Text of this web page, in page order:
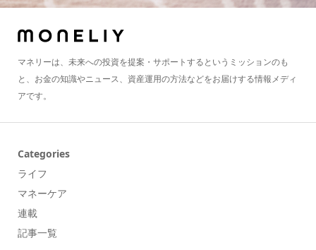
マネリーは、未来への投資を提案・サポートするというミッションのも
と、お金の知識やニュース、資産運用の方法などをお届けする情報メディ
アです。
Categories
ライフ
マネーケア
連載
記事一覧